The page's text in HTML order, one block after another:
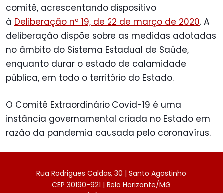
comitê, acrescentando dispositivo
à Deliberação nº 19, de 22 de março de 2020. A
deliberação dispõe sobre as medidas adotadas
no âmbito do Sistema Estadual de Saúde,
enquanto durar o estado de calamidade
pública, em todo o território do Estado.
O Comitê Extraordinário Covid-19 é uma
instância governamental criada no Estado em
razão da pandemia causada pelo coronavírus.
Rua Rodrigues Caldas, 30 | Santo Agostinho
CEP 30190-921 | Belo Horizonte/MG